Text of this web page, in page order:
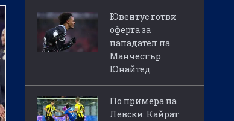
Ювентус готви
оферта за
нападател на
Манчестър
Юнайтед
По примера на
Левски: Кайрат